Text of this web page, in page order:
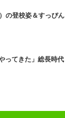
の登校姿＆すっぴん
ってきた」総長時代